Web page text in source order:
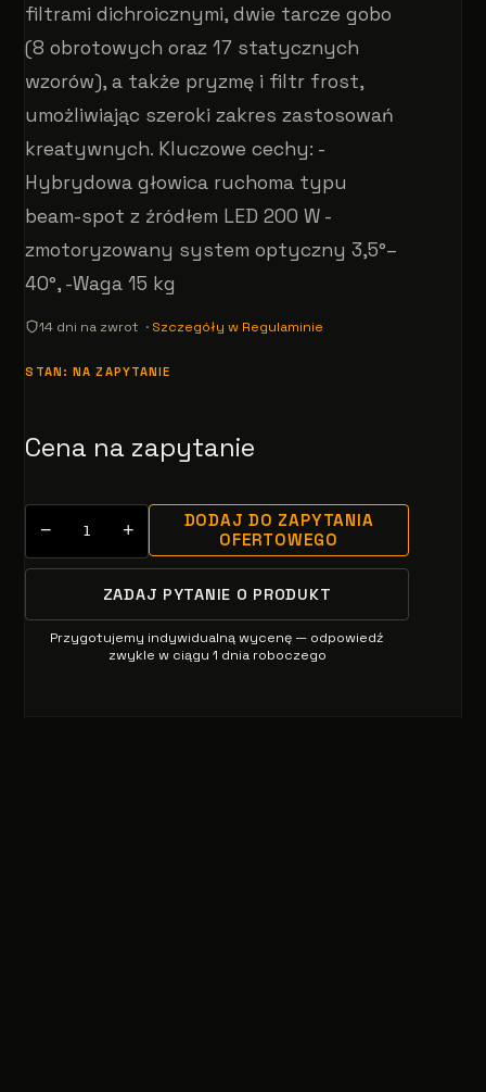
filtrami dichroicznymi, dwie tarcze gobo
(8 obrotowych oraz 17 statycznych
wzorów), a także pryzmę i filtr frost,
umożliwiając szeroki zakres zastosowań
kreatywnych. Kluczowe cechy: -
Hybrydowa głowica ruchoma typu
beam-spot z źródłem LED 200 W -
zmotoryzowany system optyczny 3,5°–
40°, -Waga 15 kg
14 dni na zwrot · Szczegóły w Regulaminie
STAN: NA ZAPYTANIE
Cena na zapytanie
− +
DODAJ DO ZAPYTANIA
OFERTOWEGO
ZADAJ PYTANIE O PRODUKT
Przygotujemy indywidualną wycenę — odpowiedź
zwykle w ciągu 1 dnia roboczego